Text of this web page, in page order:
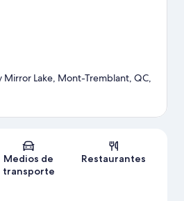
Mirror Lake, Mont-Tremblant, QC,
Medios de
transporte
Restaurantes